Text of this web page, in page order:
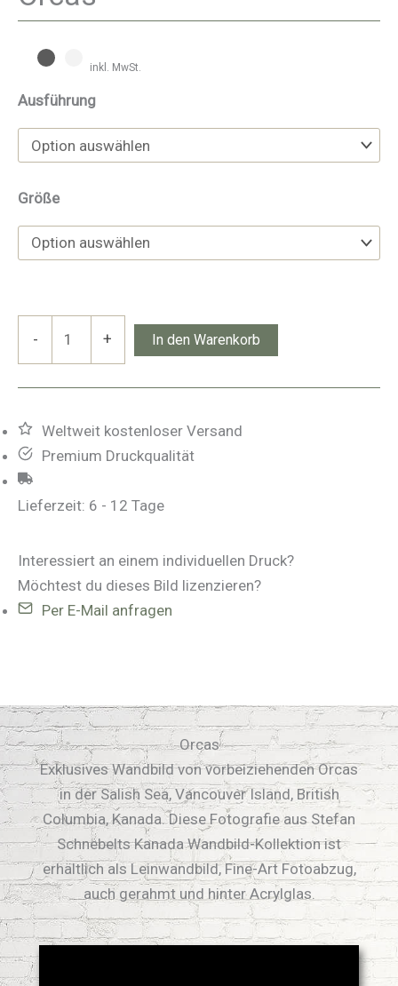
inkl. MwSt.
Ausführung
Größe
- + In den Warenkorb
Weltweit kostenloser Versand
Premium Druckqualität
Lieferzeit: 6 - 12 Tage
Interessiert an einem individuellen Druck?
Möchtest du dieses Bild lizenzieren?
Per E-Mail anfragen
Orcas
Exklusives Wandbild von vorbeiziehenden Orcas
in der Salish Sea, Vancouver Island, British
Columbia, Kanada. Diese Fotografie aus Stefan
Schnebelts Kanada Wandbild-Kollektion ist
erhältlich als Leinwandbild, Fine-Art Fotoabzug,
auch gerahmt und hinter Acrylglas.